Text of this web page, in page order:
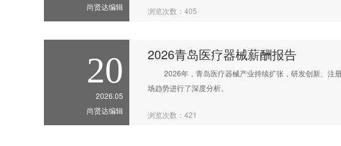
尚贤达编辑
浏览次数：405
20
2026.05
尚贤达编辑
2026青岛医疗器械薪酬报告
2026年，青岛医疗器械产业持续扩张，研发创新、注册
场趋势进行了深度分析。
浏览次数：421